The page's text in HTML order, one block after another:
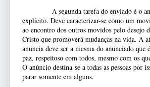
A segunda tarefa do enviado é o
explícito. Deve caracterizar-se como um
ao encontro dos outros movidos pelo desejo
Cristo que promoverá mudanças na vida. A
anuncia deve ser a mesma do anunciado que
paz, respeitoso com todos, mesmo com os
O anúncio destina-se a todas as pessoas por
parar somente em alguns.